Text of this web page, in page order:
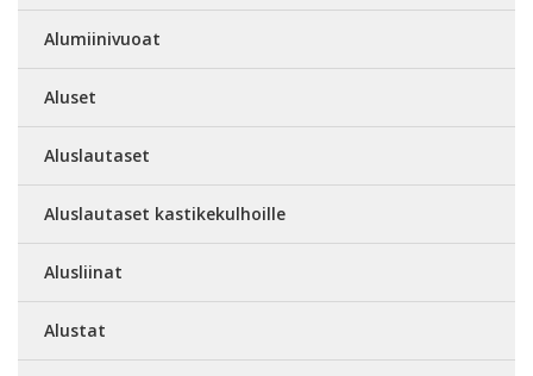
Alumiinivuoat
Aluset
Aluslautaset
Aluslautaset kastikekulhoille
Alusliinat
Alustat